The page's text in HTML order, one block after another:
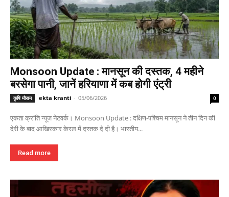
Monsoon Update : मानसून की दस्तक, 4 महीने
बरसेगा पानी, जानें हरियाणा में कब होगी एंट्री
कृषि मौसम ekta kranti - 05/06/2026 0
एकता क्रांति न्यूज नेटवर्क। Monsoon Update : दक्षिण-पश्चिम मानसून ने तीन दिन की
देरी के बाद आखिरकार केरल में दस्तक दे दी है। भारतीय...
Read more